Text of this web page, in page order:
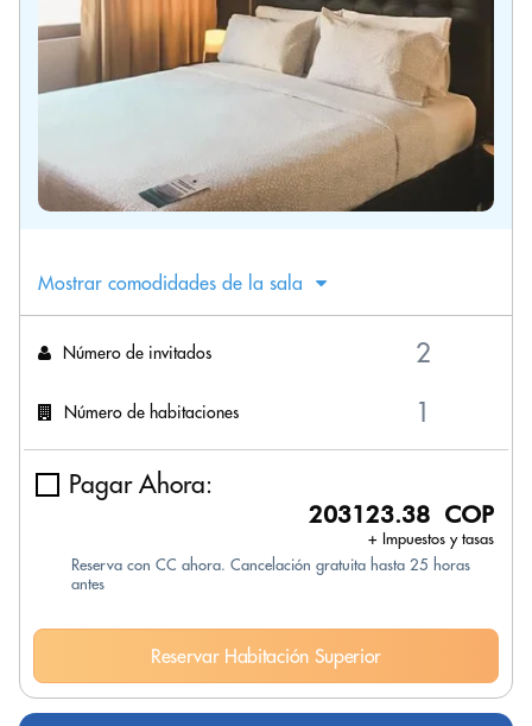
Mostrar comodidades de la sala
Número de invitados
Número de habitaciones
Pagar Ahora:
203123.38 COP
+ Impuestos y tasas
Reserva con CC ahora. Cancelación gratuita hasta 25 horas
antes
Reservar Habitación Superior